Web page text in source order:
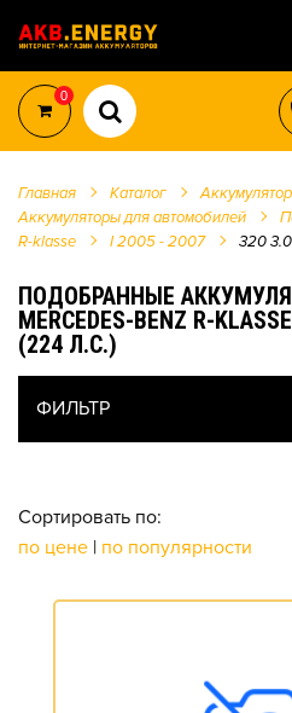
0
Главная Каталог
Аккумуляторы для автомобилей
R-klasse
I 2005 - 2007 320
ПОДОБРАННЫЕ
MERCEDES-BENZ R-
(224 Л.С.)
ФИЛЬТР
Сортировать по:
по цене | по популярности